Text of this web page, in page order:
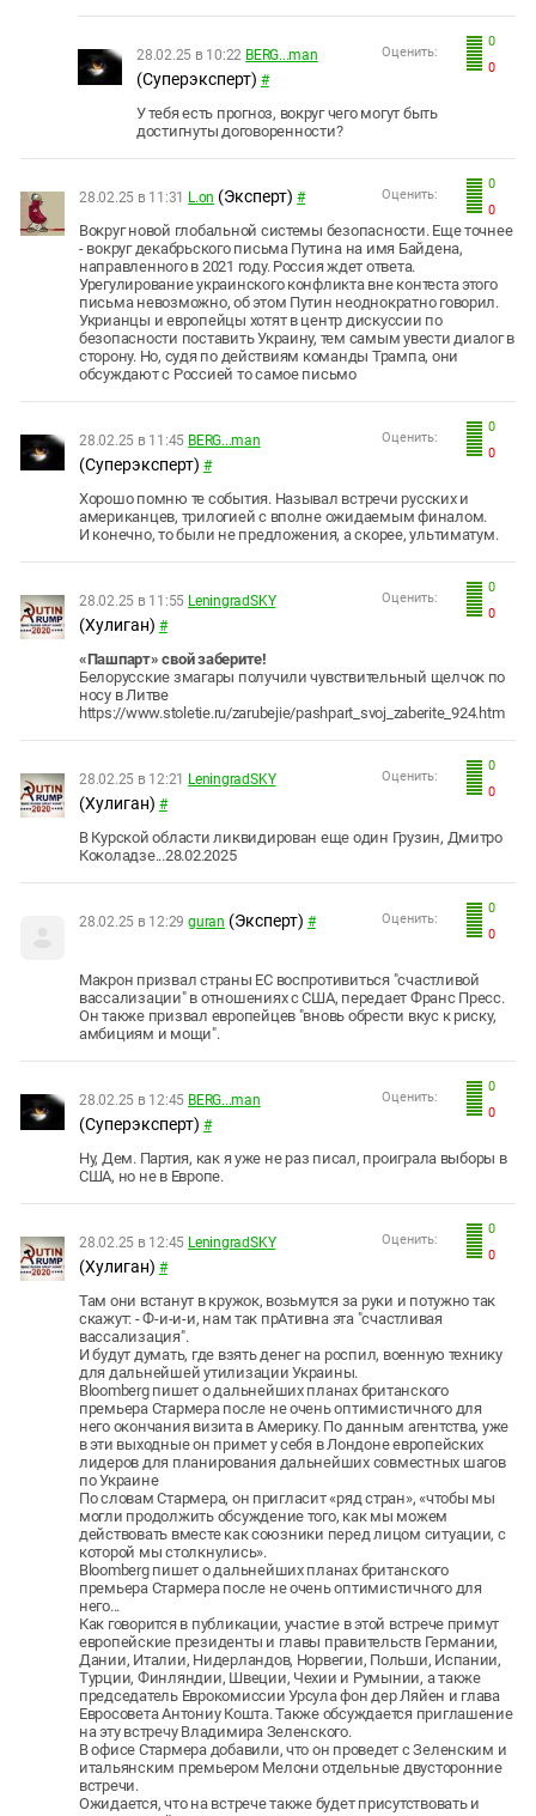
0
0
Оценить:
28.02.25 в 10:22 BERG...man
(Суперэксперт) #
У тебя есть прогноз, вокруг чего могут быть
достигнуты договоренности?
0
0
Оценить:
28.02.25 в 11:31 L.on (Эксперт) #
Вокруг новой глобальной системы безопасности. Еще точнее
- вокруг декабрьского письма Путина на имя Байдена,
направленного в 2021 году. Россия ждет ответа.
Урегулирование украинского конфликта вне контеста этого
письма невозможно, об этом Путин неоднократно говорил.
Укрианцы и европейцы хотят в центр дискуссии по
безопасности поставить Украину, тем самым увести диалог в
сторону. Но, судя по действиям команды Трампа, они
обсуждают с Россией то самое письмо
0
0
Оценить:
28.02.25 в 11:45 BERG...man
(Суперэксперт) #
Хорошо помню те события. Называл встречи русских и
американцев, трилогией с вполне ожидаемым финалом.
И конечно, то были не предложения, а скорее, ультиматум.
0
0
Оценить:
28.02.25 в 11:55 LeningradSKY
(Хулиган) #
«Пашпарт» свой заберите!
Белорусские змагары получили чувствительный щелчок по
носу в Литве
https://www.stoletie.ru/zarubejie/pashpart_svoj_zaberite_924.htm
0
0
Оценить:
28.02.25 в 12:21 LeningradSKY
(Хулиган) #
В Курской области ликвидирован еще один Грузин, Дмитро
Коколадзе...28.02.2025
0
0
Оценить:
28.02.25 в 12:29 guran (Эксперт) #
Макрон призвал страны ЕС воспротивиться "счастливой
вассализации" в отношениях с США, передает Франс Пресс.
Он также призвал европейцев "вновь обрести вкус к риску,
амбициям и мощи".
0
0
Оценить:
28.02.25 в 12:45 BERG...man
(Суперэксперт) #
Ну, Дем. Партия, как я уже не раз писал, проиграла выборы в
США, но не в Европе.
0
0
Оценить:
28.02.25 в 12:45 LeningradSKY
(Хулиган) #
Там они встанут в кружок, возьмутся за руки и потужно так
скажут: - Ф-и-и-и, нам так прАтивна эта "счастливая
вассализация".
И будут думать, где взять денег на роспил, военную технику
для дальнейшей утилизации Украины.
Bloomberg пишет о дальнейших планах британского
премьера Стармера после не очень оптимистичного для
него окончания визита в Америку. По данным агентства, уже
в эти выходные он примет у себя в Лондоне европейских
лидеров для планирования дальнейших совместных шагов
по Украине
По словам Стармера, он пригласит «ряд стран», «чтобы мы
могли продолжить обсуждение того, как мы можем
действовать вместе как союзники перед лицом ситуации, с
которой мы столкнулись».
Bloomberg пишет о дальнейших планах британского
премьера Стармера после не очень оптимистичного для
него...
Как говорится в публикации, участие в этой встрече примут
европейские президенты и главы правительств Германии,
Дании, Италии, Нидерландов, Норвегии, Польши, Испании,
Турции, Финляндии, Швеции, Чехии и Румынии, а также
председатель Еврокомиссии Урсула фон дер Ляйен и глава
Евросовета Антониу Кошта. Также обсуждается приглашение
на эту встречу Владимира Зеленского.
В офисе Стармера добавили, что он проведет с Зеленским и
итальянским премьером Мелони отдельные двусторонние
встречи.
Ожидается, что на встрече также будет присутствовать и